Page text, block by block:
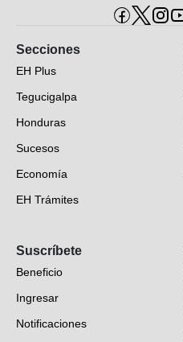
Secciones
EH Plus
Tegucigalpa
Honduras
Sucesos
Economía
EH Trámites
EH Verifica
Fotogalerías
Deportes
Videos
Suscríbete
Beneficio
Ingresar
Notificaciones